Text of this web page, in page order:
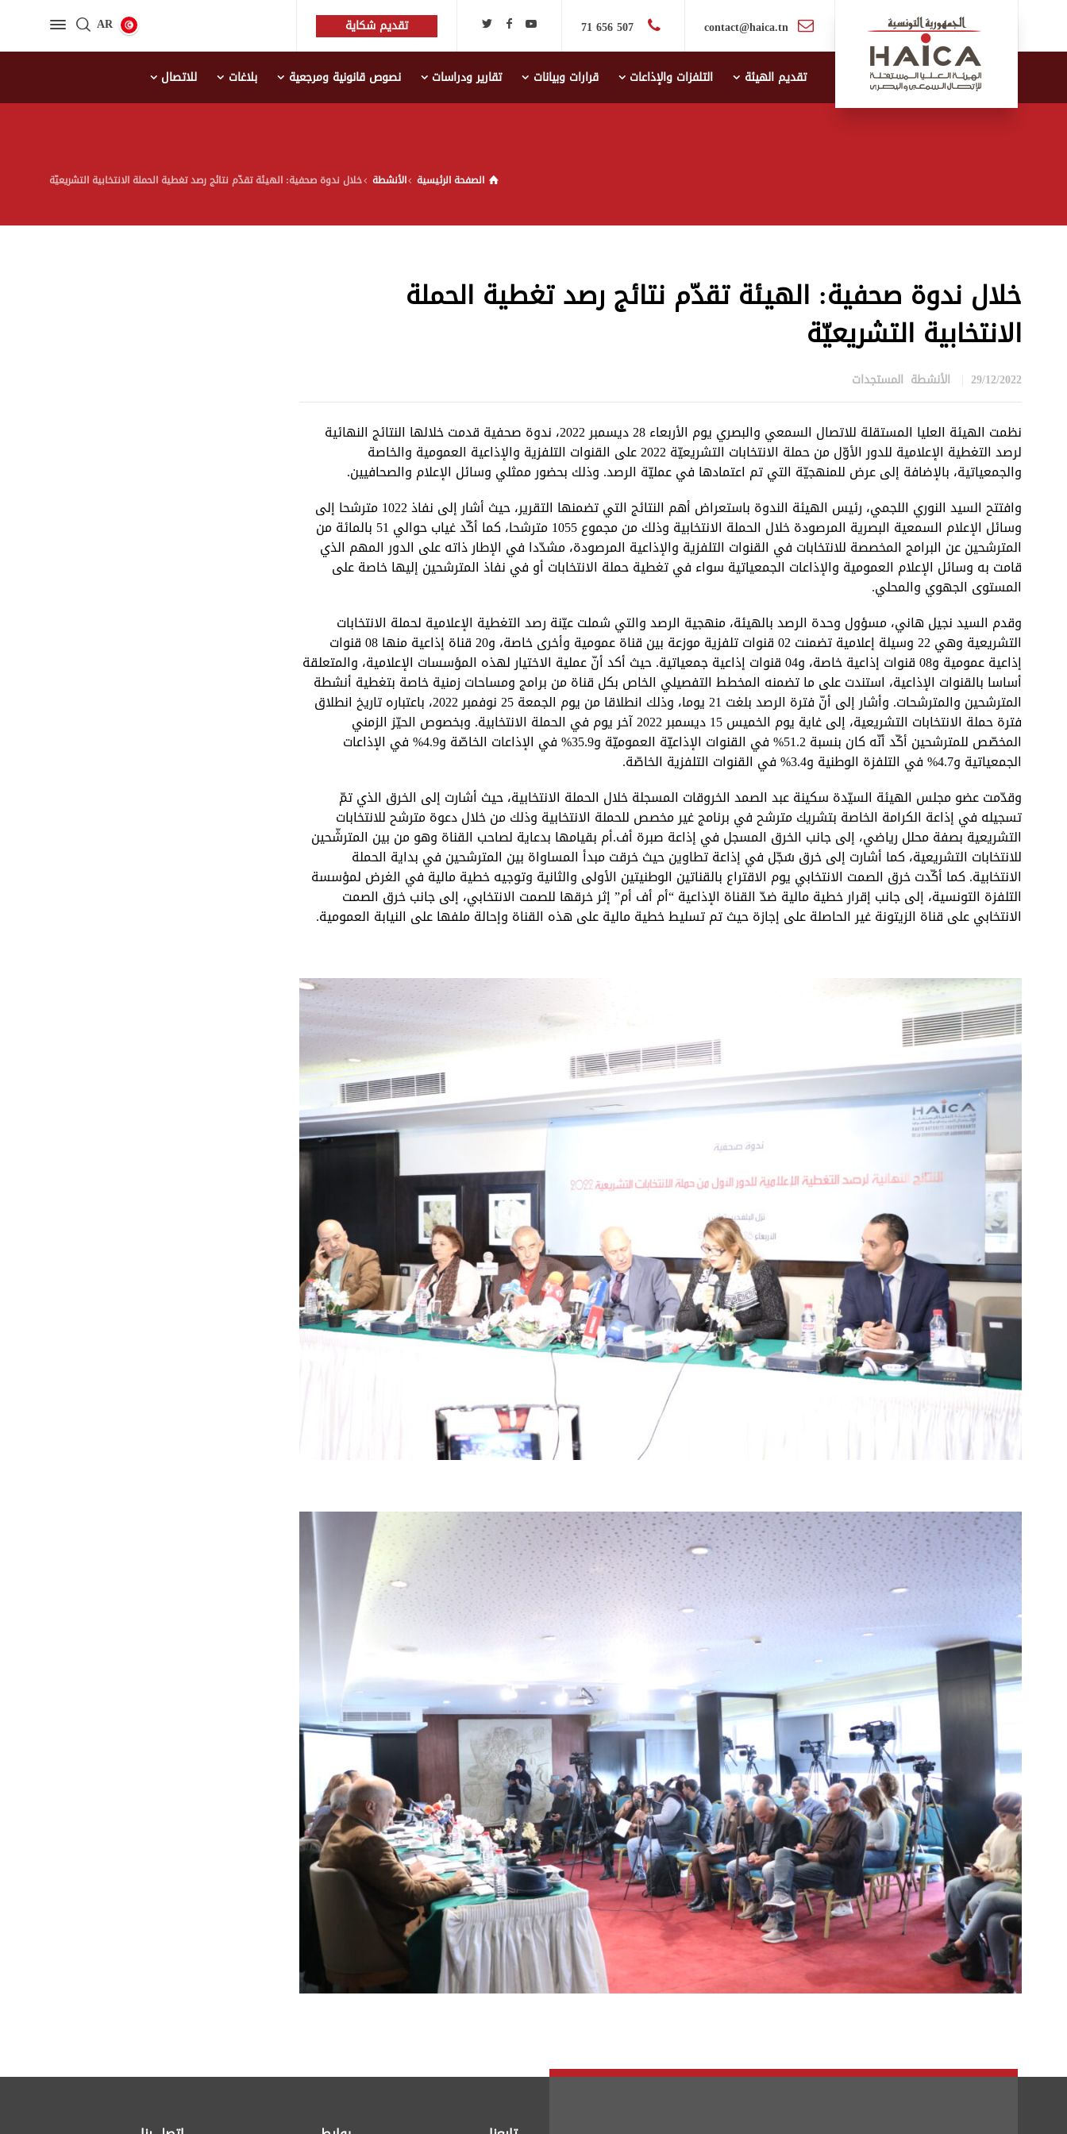
contact@haica.tn
507 656 71 تقديم شكاية AR
تقديم الهيئة التلفزات والإذاعات قرارات وبيانات تقارير ودراسات نصوص قانونية ومرجعية بلاغات للاتصال
الصفحة الرئيسية الأنشطة خلال ندوة صحفية: الهيئة تقدّم نتائج رصد تغطية الحملة الانتخابية التشريعيّة
خلال ندوة صحفية: الهيئة تقدّم نتائج رصد تغطية الحملة
الانتخابية التشريعيّة
29/12/2022 الأنشطة المستجدات
نظمت الهيئة العليا المستقلة للاتصال السمعي والبصري يوم الأربعاء 28 ديسمبر 2022، ندوة صحفية قدمت خلالها النتائج النهائية
لرصد التغطية الإعلامية للدور الأوّل من حملة الانتخابات التشريعيّة 2022 على القنوات التلفزية والإذاعية العمومية والخاصة
والجمعياتية، بالإضافة إلى عرض للمنهجيّة التي تم اعتمادها في عمليّة الرصد. وذلك بحضور ممثلي وسائل الإعلام والصحافيين.
وافتتح السيد النوري اللجمي، رئيس الهيئة الندوة باستعراض أهم النتائج التي تضمنها التقرير، حيث أشار إلى نفاذ 1022 مترشحا إلى
وسائل الإعلام السمعية البصرية المرصودة خلال الحملة الانتخابية وذلك من مجموع 1055 مترشحا، كما أكّد غياب حوالي 51 بالمائة من
المترشحين عن البرامج المخصصة للانتخابات في القنوات التلفزية والإذاعية المرصودة، مشدّدا في الإطار ذاته على الدور المهم الذي
قامت به وسائل الإعلام العمومية والإذاعات الجمعياتية سواء في تغطية حملة الانتخابات أو في نفاذ المترشحين إليها خاصة على
المستوى الجهوي والمحلي.
وقدم السيد نجيل هاني، مسؤول وحدة الرصد بالهيئة، منهجية الرصد والتي شملت عيّنة رصد التغطية الإعلامية لحملة الانتخابات
التشريعية وهي 22 وسيلة إعلامية تضمنت 02 قنوات تلفزية موزعة بين قناة عمومية وأخرى خاصة، و20 قناة إذاعية منها 08 قنوات
إذاعية عمومية و08 قنوات إذاعية خاصة، و04 قنوات إذاعية جمعياتية. حيث أكد أنّ عملية الاختيار لهذه المؤسسات الإعلامية، والمتعلقة
أساسا بالقنوات الإذاعية، استندت على ما تضمنه المخطط التفصيلي الخاص بكل قناة من برامج ومساحات زمنية خاصة بتغطية أنشطة
المترشحين والمترشحات. وأشار إلى أنّ فترة الرصد بلغت 21 يوما، وذلك انطلاقا من يوم الجمعة 25 نوفمبر 2022، باعتباره تاريخ انطلاق
فترة حملة الانتخابات التشريعية، إلى غاية يوم الخميس 15 ديسمبر 2022 آخر يوم في الحملة الانتخابية. وبخصوص الحيّز الزمني
المخصّص للمترشحين أكّد أنّه كان بنسبة 51.2% في القنوات الإذاعيّة العموميّة و35.9% في الإذاعات الخاصّة و4.9% في الإذاعات
الجمعياتية و4.7% في التلفزة الوطنية و3.4% في القنوات التلفزية الخاصّة.
وقدّمت عضو مجلس الهيئة السيّدة سكينة عبد الصمد الخروقات المسجلة خلال الحملة الانتخابية، حيث أشارت إلى الخرق الذي تمّ
تسجيله في إذاعة الكرامة الخاصة بتشريك مترشح في برنامج غير مخصص للحملة الانتخابية وذلك من خلال دعوة مترشح للانتخابات
التشريعية بصفة محلل رياضي، إلى جانب الخرق المسجل في إذاعة صبرة أف.أم بقيامها بدعاية لصاحب القناة وهو من بين المترشّحين
للانتخابات التشريعية، كما أشارت إلى خرق سُجّل في إذاعة تطاوين حيث خرقت مبدأ المساواة بين المترشحين في بداية الحملة
الانتخابية. كما أكّدت خرق الصمت الانتخابي يوم الاقتراع بالقناتين الوطنيتين الأولى والثانية وتوجيه خطية مالية في الغرض لمؤسسة
التلفزة التونسية، إلى جانب إقرار خطية مالية ضدّ القناة الإذاعية “أم أف أم” إثر خرقها للصمت الانتخابي، إلى جانب خرق الصمت
الانتخابي على قناة الزيتونة غير الحاصلة على إجازة حيث تم تسليط خطية مالية على هذه القناة وإحالة ملفها على النيابة العمومية.
تبديل اللغة
Français العربية